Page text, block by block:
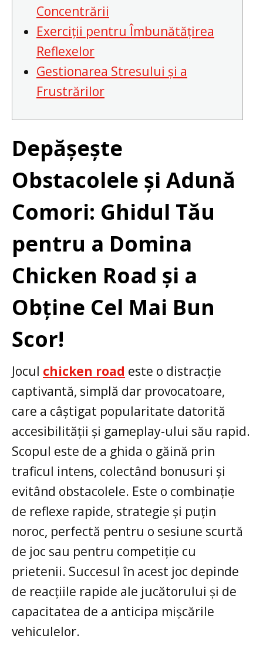
Concentrării
Exerciții pentru Îmbunătățirea
Reflexelor
Gestionarea Stresului și a
Frustrărilor
Depășește
Obstacolele și Adună
Comori: Ghidul Tău
pentru a Domina
Chicken Road și a
Obține Cel Mai Bun
Scor!
Jocul chicken road este o distracție
captivantă, simplă dar provocatoare,
care a câștigat popularitate datorită
accesibilității și gameplay-ului său rapid.
Scopul este de a ghida o găină prin
traficul intens, colectând bonusuri și
evitând obstacolele. Este o combinație
de reflexe rapide, strategie și puțin
noroc, perfectă pentru o sesiune scurtă
de joc sau pentru competiție cu
prietenii. Succesul în acest joc depinde
de reacțiile rapide ale jucătorului și de
capacitatea de a anticipa mișcările
vehiculelor.